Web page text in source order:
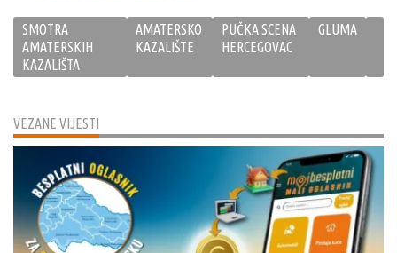
VEZANE VIJESTI
SMOTRA
AMATERSKIH
KAZALIŠTA
AMATERSKO
KAZALIŠTE
PUČKA SCENA
HERCEGOVAC
GLUMA